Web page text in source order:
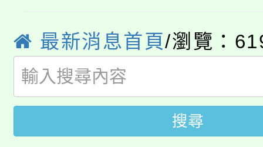
局官網。
8月14至27日，桃園電
開!
115年桃園市運動會8/
田徑場及游泳池舉行。
桃園市低收入戶享有免
視費優惠，中低收入戶
大園自造教育及科技中
最新消息首頁/瀏覽：
搜尋